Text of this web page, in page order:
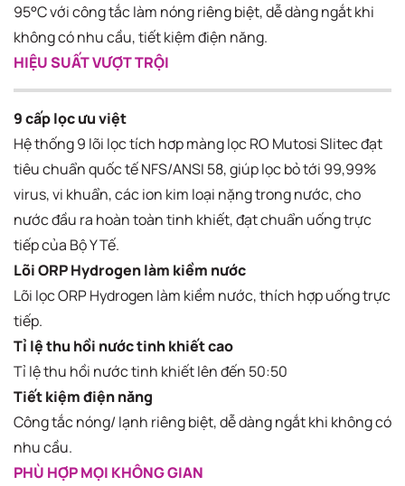
95°C với công tắc làm nóng riêng biệt, dễ dàng ngắt khi
không có nhu cầu, tiết kiệm điện năng.
HIỆU SUẤT VƯỢT TRỘI
9 cấp lọc ưu việt
Hệ thống 9 lõi lọc tích hơp màng lọc RO Mutosi Slitec đạt
tiêu chuẩn quốc tế NFS/ANSI 58, giúp lọc bỏ tới 99,99%
virus, vi khuẩn, các ion kim loại nặng trong nước, cho
nước đầu ra hoàn toàn tinh khiết, đạt chuẩn uống trực
tiếp của Bộ Y Tế.
Lõi ORP Hydrogen làm kiềm nước
Lõi lọc ORP Hydrogen làm kiềm nước, thích hợp uống trực
tiếp.
Tỉ lệ thu hồi nước tinh khiết cao
Tỉ lệ thu hồi nước tinh khiết lên đến 50:50
Tiết kiệm điện năng
Công tắc nóng/ lạnh riêng biệt, dễ dàng ngắt khi không có
nhu cầu.
PHÙ HỢP MỌI KHÔNG GIAN